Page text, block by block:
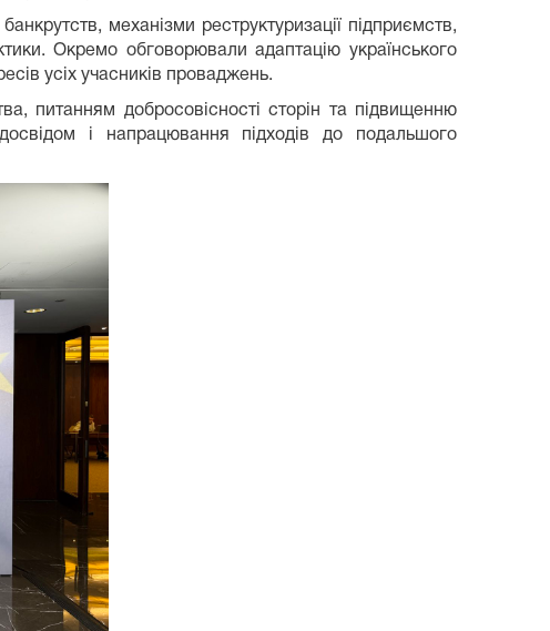
механізми реструктуризації підприємств,
Окремо обговорювали адаптацію українського
усіх учасників проваджень.
питанням добросовісності сторін та підвищенню
і напрацювання підходів до подальшого